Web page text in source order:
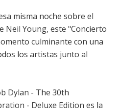
misma noche sobre el
Neil Young, este "Concierto
culminante con una
los artistas junto al
Dylan - The 30th
- Deluxe Edition es la